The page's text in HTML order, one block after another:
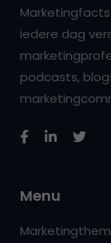
iedere dag
podcasts,
Menu